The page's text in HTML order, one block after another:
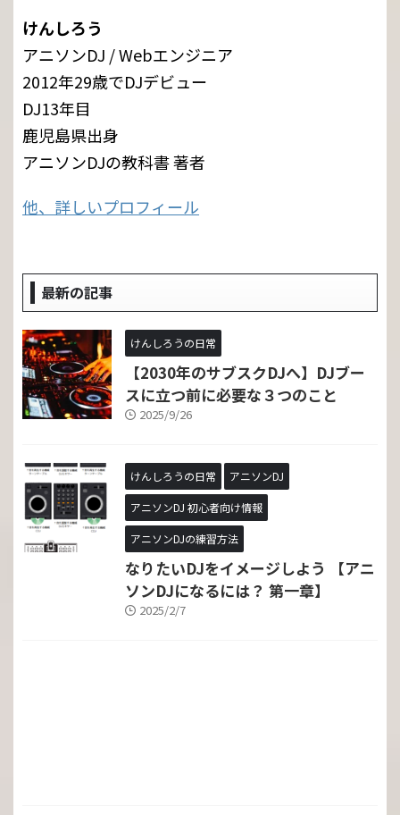
けんしろう
アニソンDJ / Webエンジニア
2012年29歳でDJデビュー
DJ13年目
鹿児島県出身
アニソンDJの教科書 著者
他、詳しいプロフィール
最新の記事
けんしろうの日常
【2030年のサブスクDJへ】DJブー
スに立つ前に必要な３つのこと
2025/9/26
けんしろうの日常 アニソンDJ
アニソンDJ 初心者向け情報
アニソンDJの練習方法
なりたいDJをイメージしよう 【アニ
ソンDJになるには？ 第一章】
2025/2/7